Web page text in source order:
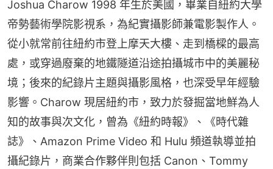
Joshua Charow 1998 年生於美國，畢業自紐約大學
帝勢藝術學院影視系，為紀實攝影師兼電影製作人。
從小就常前往紐約市登上摩天大樓、走到橋樑的最高
處，或穿過廢棄的地鐵隧道沿途拍攝城市中的美麗秘
境；後來的紀錄片主題與攝影風格，也深受早年經驗
影響。Charow 現居紐約市，致力於發掘當地鮮為人
知的故事與次文化，曾為《紐約時報》、《時代雜
誌》、Amazon Prime Video 和 Hulu 頻道執導並拍
攝紀錄片，商業合作夥伴則包括 Canon、Tommy